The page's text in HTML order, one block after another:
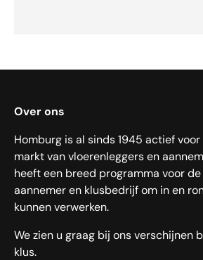
Over ons
Homburg is al sinds 1945 actief
markt van vloerenleggers en
heeft een breed programma voor
aannemer en klusbedrijf om in en
kunnen verwerken.
We zien u graag bij ons verschijnen
klus.